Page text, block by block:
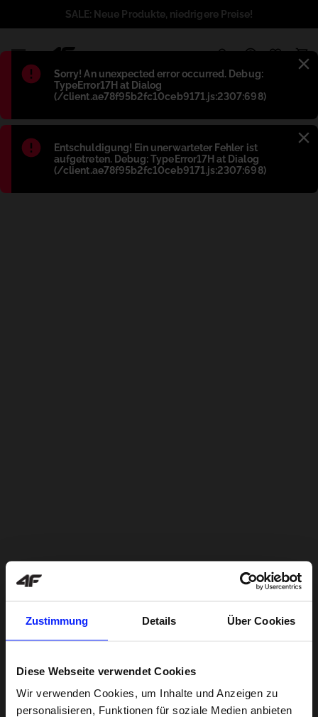
Zustimmung Details Über Cookies
Diese Webseite verwendet Cookies
Wir verwenden Cookies, um Inhalte und Anzeigen zu
personalisieren, Funktionen für soziale Medien anbieten
Błąd:
Sorry! An unexpected error occurred. Debug:
TypeError17H at Dialog
(/client.ae78f95b2fc10ceb9171.js:2307:698)
Błąd:
Entschuldigung! Ein unerwarteter Fehler ist
aufgetreten. Debug: TypeError17H at Dialog
(/client.ae78f95b2fc10ceb9171.js:2307:698)
SALE: Neue Produkte, niedrigere Preise!